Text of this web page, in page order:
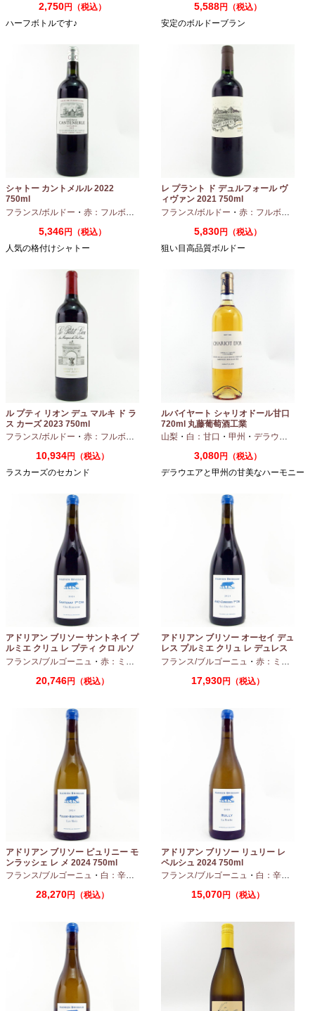
2,750円（税込）
ハーフボトルです♪
5,588円（税込）
安定のボルドーブラン
シャトー カントメルル 2022
750ml
フランス/ボルドー ・ 赤：フルボディ カベルネ・カベルネフラン ・プティヴェル
5,346円（税込）
人気の格付けシャトー
レ プラント ド デュルフォール ヴ
ィヴァン 2021 750ml
フランス/ボルドー ・ 赤：フルボディ
5,830円（税込）
狙い目高品質ボルドー
ル プティ リオン デュ マルキ ド ラ
ス カーズ 2023 750ml
フランス/ボルドー ・ 赤：フルボディ
10,934円（税込）
ラスカーズのセカンド
ルバイヤート シャリオドール甘口
720ml 丸藤葡萄酒工業
山梨 ・ 白：甘口 ・ 甲州 ・ デラウエア
3,080円（税込）
デラウエアと甲州の甘美なハーモニー
アドリアン ブリソー サントネイ プ
ルミエ クリュ レ プティ クロ ルソ
ー 2024 750ml
フランス/ブルゴーニュ ・ 赤：ミディアムボディ ・ピノノワール
20,746円（税込）
アドリアン ブリソー オーセイ デュ
レス プルミエ クリュ レ デュレス
2024 750ml
フランス/ブルゴーニュ ・ 赤：ミディアムボディ
17,930円（税込）
アドリアン ブリソー ピュリニー モ
ンラッシェ レ メ 2024 750ml
フランス/ブルゴーニュ ・ 白：辛口 シャルドネ
28,270円（税込）
アドリアン ブリソー リュリー レ
ペルシュ 2024 750ml
フランス/ブルゴーニュ ・ 白：辛口
15,070円（税込）